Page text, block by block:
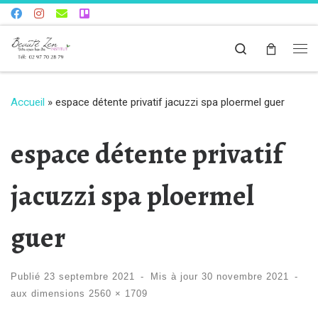
Skip to content
Search
Accueil » espace détente privatif jacuzzi spa ploermel guer
espace détente privatif
jacuzzi spa ploermel
guer
Publié 23 septembre 2021 - Mis à jour 30 novembre 2021
-
aux dimensions 2560 × 1709